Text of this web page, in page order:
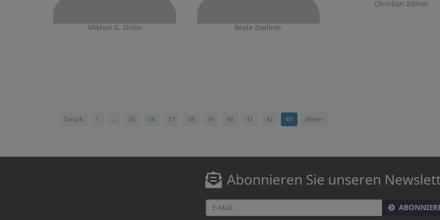
Mikhail G. Zhilin Beate Zoellner
Christian Zöllner
Zurück 1 ... 35 36 37 38 39 40 41 42 43 Weiter
Abonnieren Sie unseren